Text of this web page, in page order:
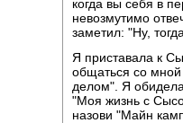
когда вы себя в
невозмутимо
заметил: "Ну,
Я приставала к
общаться со
делом". Я
"Моя жизнь с
назови "Майн